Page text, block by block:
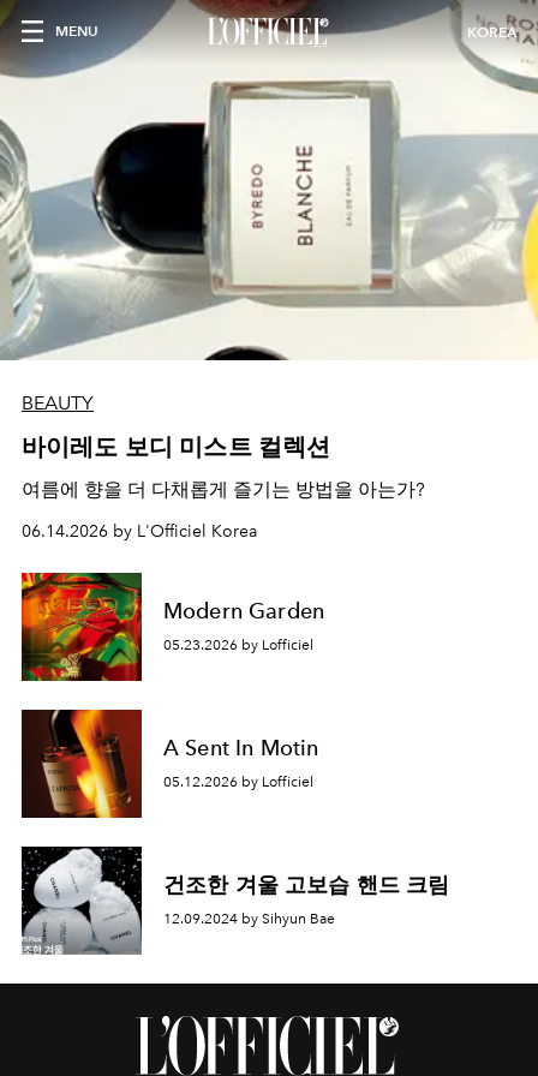
MENU KOREA
BEAUTY
바이레도 보디 미스트 컬렉션
여름에 향을 더 다채롭게 즐기는 방법을 아는가?
06.14.2026 by L'Officiel Korea
Modern Garden
05.23.2026 by Lofficiel
A Sent In Motin
05.12.2026 by Lofficiel
건조한 겨울 고보습 핸드 크림
12.09.2024 by Sihyun Bae